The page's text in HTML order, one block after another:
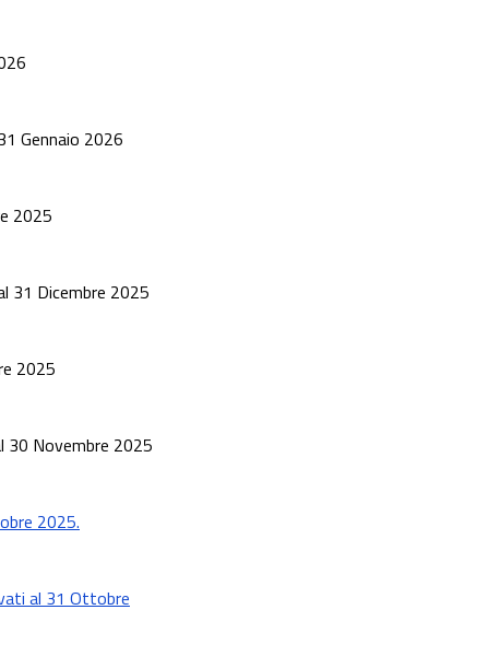
Gennaio 2026
2025
31 Dicembre 2025
2025
30 Novembre 2025
2025.
al 31 Ottobre